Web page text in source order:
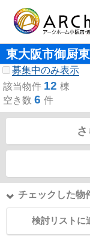
東大阪市御厨
募集中のみ表示
該当物件 12 棟
空き数 6 件
チェックした物
検討リストに